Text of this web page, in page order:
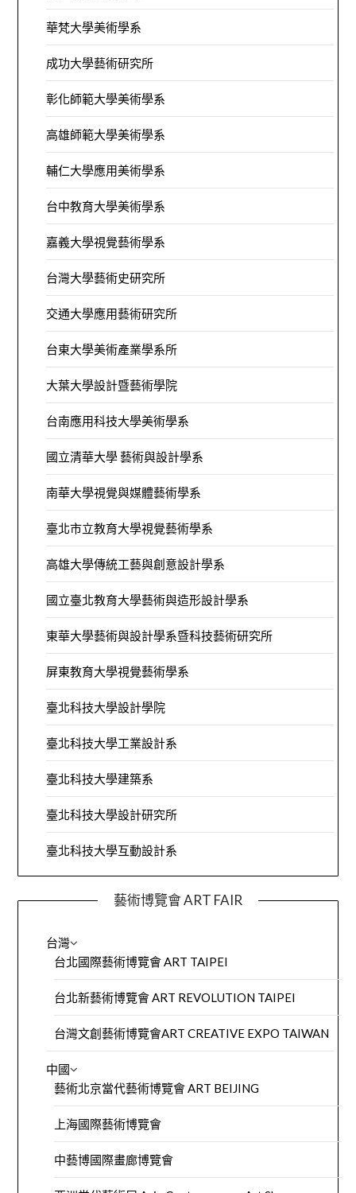
華梵大學美術學系
成功大學藝術研究所
彰化師範大學美術學系
高雄師範大學美術學系
輔仁大學應用美術學系
台中教育大學美術學系
嘉義大學視覺藝術學系
台灣大學藝術史研究所
交通大學應用藝術研究所
台東大學美術產業學系所
大葉大學設計暨藝術學院
台南應用科技大學美術學系
國立清華大學 藝術與設計學系
南華大學視覺與媒體藝術學系
臺北市立教育大學視覺藝術學系
高雄大學傳統工藝與創意設計學系
國立臺北教育大學藝術與造形設計學系
東華大學藝術與設計學系暨科技藝術研究所
屏東教育大學視覺藝術學系
臺北科技大學設計學院
臺北科技大學工業設計系
臺北科技大學建築系
臺北科技大學設計研究所
臺北科技大學互動設計系
藝術博覽會 ART FAIR
台灣
台北國際藝術博覽會 ART TAIPEI
台北新藝術博覽會 ART REVOLUTION TAIPEI
台灣文創藝術博覽會ART CREATIVE EXPO TAIWAN
中國
藝術北京當代藝術博覽會 ART BEIJING
上海國際藝術博覽會
中藝博國際畫廊博覽會